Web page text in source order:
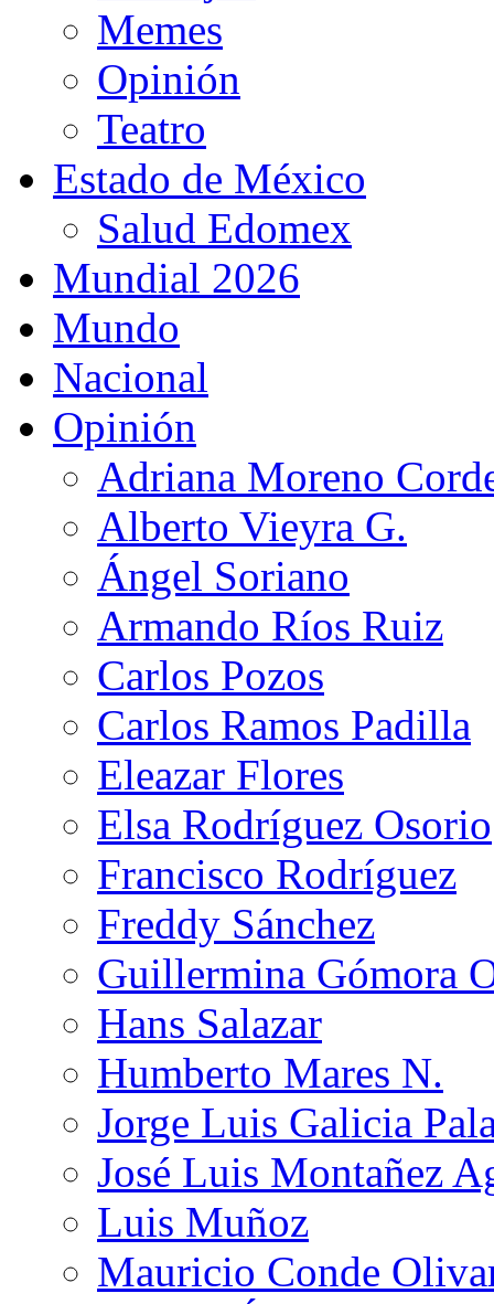
Memes
Opinión
Teatro
Estado de México
Salud Edomex
Mundial 2026
Mundo
Nacional
Opinión
Adriana Moreno
Alberto Vieyra G.
Ángel Soriano
Armando Ríos Ruiz
Carlos Pozos
Carlos Ramos Padilla
Eleazar Flores
Elsa Rodríguez Osorio
Francisco Rodríguez
Freddy Sánchez
Guillermina Gómora
Hans Salazar
Humberto Mares N.
Jorge Luis Galicia
José Luis Montañez
Luis Muñoz
Mauricio Conde